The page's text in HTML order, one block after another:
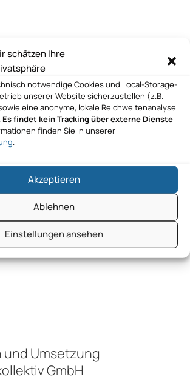
schätzen Ihre
notwendige Cookies und Local-Storage-
unserer Website sicherzustellen (z.B.
eine anonyme, lokale Reichweitenanalyse
Es findet kein Tracking über externe Dienste
finden Sie in unserer
.
Akzeptieren
Ablehnen
Einstellungen ansehen
und Umsetzung
GmbH